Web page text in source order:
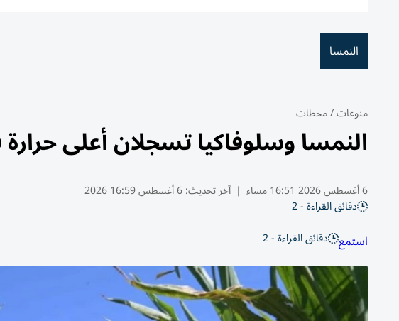
النمسا
منوعات/محطات
النمسا وسلوفاكيا تسجلان أعلى
6 أغسطس 2026 16:51 مساء | آخر تحديث:6 أغسطس 16:59 2026
دقائق القراءة - 2
استمع دقائق القراءة - 2